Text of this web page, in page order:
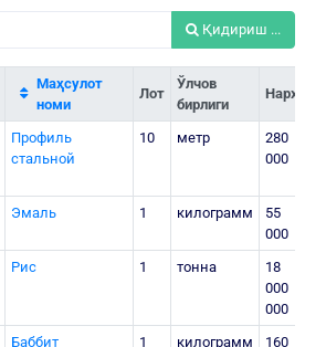
Қидириш ...
Маҳсулот
номи
Лот
Ўлчов
бирлиги
Нархи
Профиль
стальной
10 метр
280
000
Эмаль 1 килограмм
55
000
Рис 1 тонна
18
000
000
Баббит 1 килограмм
160